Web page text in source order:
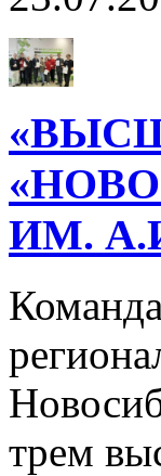
ИМ.
трем